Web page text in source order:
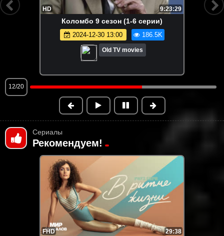
HD 8:38:04
Она написала убийство 2 сезон (1-11
серии)
2025-01-15 18:00 181.1K
13/20
Сериалы
Рекомендуем!
FHD 29:38